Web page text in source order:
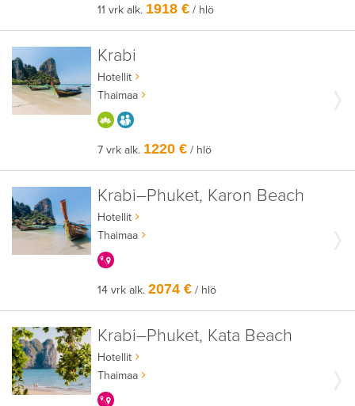
11 vrk alk. 1918 € / hlö
Krabi
Hotellit
Thaimaa
HYVÄÄN OLOON
7 vrk alk. 1220 € / hlö
Krabi–Phuket, Karon Beach
Hotellit
Thaimaa
14 vrk alk.2074 € / hlö
Krabi–Phuket, Kata Beach
Hotellit
Thaimaa